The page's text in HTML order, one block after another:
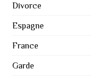
Divorce
Espagne
France
Garde